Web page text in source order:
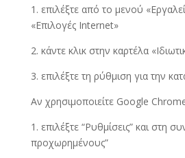
1. επιλέξτε από το μενού
«Επιλογές Internet»
2. κάντε κλικ στην καρτέλα
3. επιλέξτε τη ρύθμιση για την
Αν χρησιμοποιείτε Google
1. επιλέξτε “Ρυθμίσεις” και στη
προχωρημένους”